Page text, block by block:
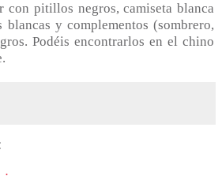
con pitillos negros, camiseta blanca
blancas y complementos (sombrero,
Podéis encontrarlos en el chino